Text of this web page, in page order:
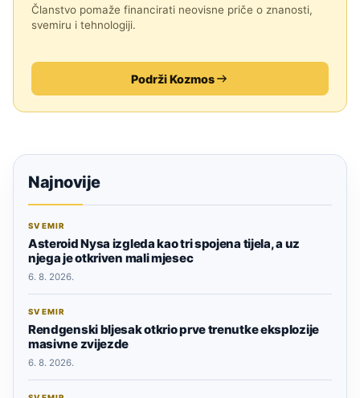
Članstvo pomaže financirati neovisne priče o znanosti,
svemiru i tehnologiji.
Podrži Kozmos
Najnovije
SVEMIR
Asteroid Nysa izgleda kao tri spojena tijela, a uz
njega je otkriven mali mjesec
6. 8. 2026.
SVEMIR
Rendgenski bljesak otkrio prve trenutke eksplozije
masivne zvijezde
6. 8. 2026.